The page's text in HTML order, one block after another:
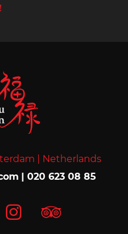
|
Netherlands
| 020 623 08 85